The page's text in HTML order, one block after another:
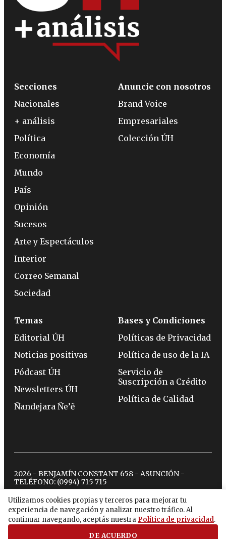
Utilizamos cookies propias y terceros para mejorar tu
experiencia de navegación y analizar nuestro tráfico. Al
continuar navegando, aceptás nuestra Política de privacidad.
DE ACUERDO
Secciones
Nacionales
+ análisis
Política
Economía
Mundo
País
Opinión
Sucesos
Arte y Espectáculos
Interior
Correo Semanal
Sociedad
Anuncie con nosotros
Brand Voice
Empresariales
Colección ÚH
Temas
Editorial ÚH
Noticias positivas
Pódcast ÚH
Newsletters ÚH
Ñandejara Ñe’ẽ
Bases y Condiciones
Políticas de Privacidad
Política de uso de la IA
Servicio de
Suscripción a Crédito
Política de Calidad
2026 - BENJAMÍN CONSTANT 658 - ASUNCIÓN -
TELÉFONO: (0994) 715 715
twitterinstagram
facebook
tiktokyoutubespotify